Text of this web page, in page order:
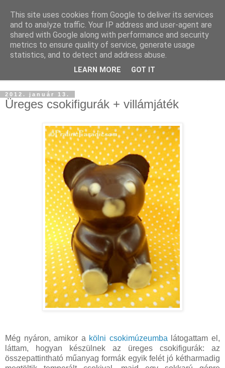
2012. január 13.
Üreges csokifigurák + villámjáték
Még nyáron, amikor a kölni csokimúzeumba látogattam el,
láttam, hogyan készülnek az üreges csokifigurák: az
összepattintható műanyag formák egyik felét jó kétharmadig
This site uses cookies from Google to deliver its services
and to analyze traffic. Your IP address and user-agent are
shared with Google along with performance and security
metrics to ensure quality of service, generate usage
statistics, and to detect and address abuse.
LEARN MORE GOT IT